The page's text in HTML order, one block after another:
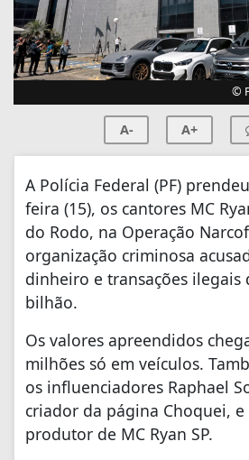
©
A- A+
A Polícia Federal (PF)
feira (15), os cantores MC
do Rodo, na Operação
organização criminosa
dinheiro e transações ilegais
bilhão.
Os valores apreendidos
milhões só em veículos.
os influenciadores Raphael
criador da página Choquei, e
produtor de MC Ryan SP.